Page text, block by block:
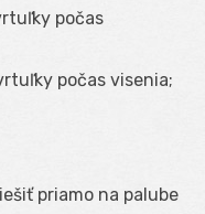
počas
počas visenia;
priamo na palube